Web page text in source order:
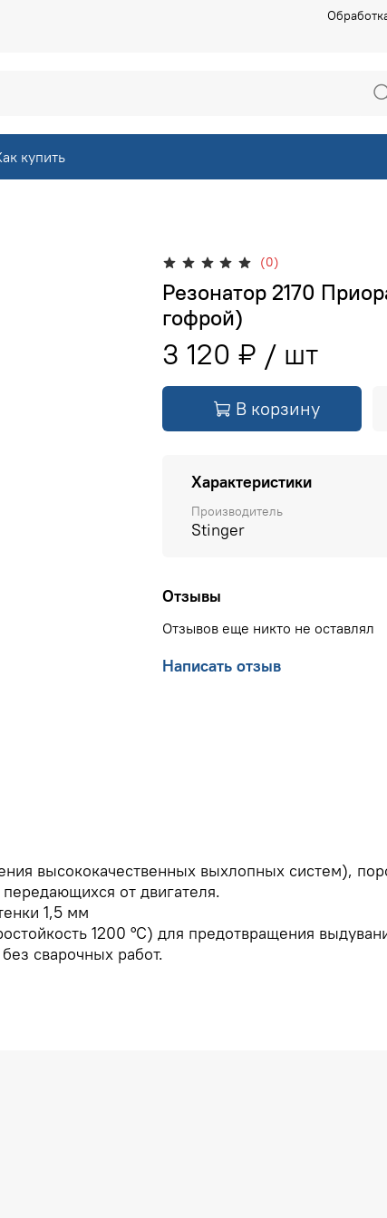
купить
(0)
Резонатор 2170
гофрой)
3 120 ₽
В корзину
Характеристики
Производитель
Stinger
Отзывы
Отзывов еще никто не оставлял
Написать отзыв
высококачественных выхлопных систем),
от двигателя.
1,5 мм
1200 °C) для предотвращения
сварочных работ.